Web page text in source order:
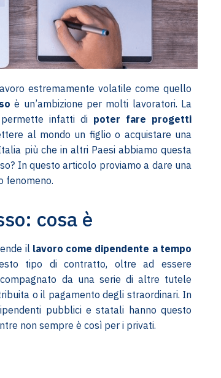
estremamente volatile come quello
è un’ambizione per molti lavoratori. La
infatti di poter fare progetti
al mondo un figlio o acquistare una
più che in altri Paesi abbiamo questa
In questo articolo proviamo a dare una
fenomeno.
cosa è
illavoro come dipendente a tempo
tipo di contratto, oltre ad essere
da una serie di altre tutele
o il pagamento degli straordinari. In
pubblici e statali hanno questo
non sempre è così per i privati.